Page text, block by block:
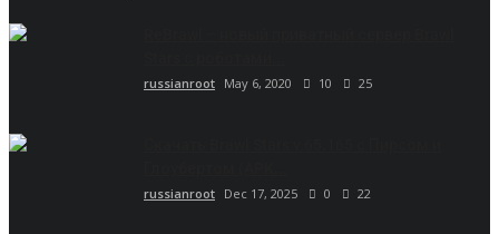
russianroot May 6, 2020 10 25
russianroot Dec 17, 2025 0 22